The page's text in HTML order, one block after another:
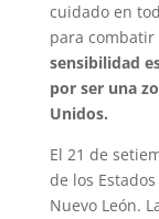
cuidado en
para combatir
sensibilidad
por ser una
Unidos.
El 21 de
de los
Nuevo León.